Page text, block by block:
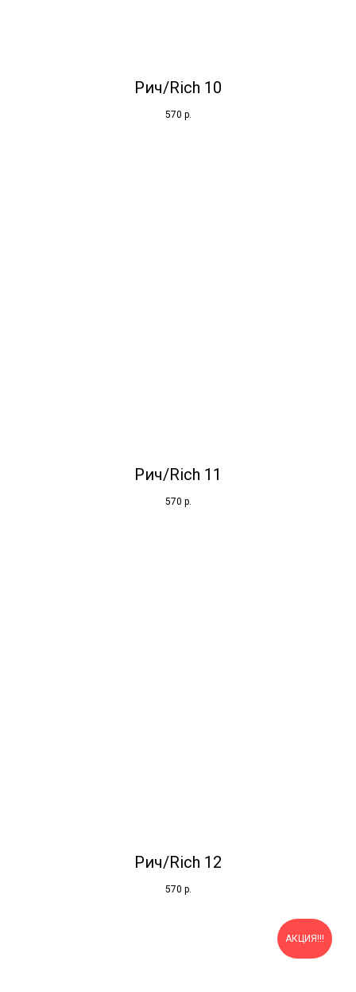
Рич/Rich 10
570 р.
Рич/Rich 11
570 р.
Рич/Rich 12
570 р.
АКЦИЯ!!!